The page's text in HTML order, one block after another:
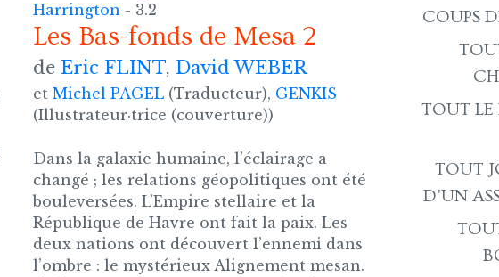
COUPS
TOUT LE
TOUT
D'UN
Harrington - 3.2
Les Bas-fonds de Mesa 2
de Eric FLINT, David WEBER
et Michel PAGEL (Traducteur), GENKIS
(Illustrateur·trice (couverture))
Dans la galaxie humaine, l’éclairage a
changé ; les relations géopolitiques ont été
bouleversées. L’Empire stellaire et la
République de Havre ont fait la paix. Les
deux nations ont découvert l’ennemi dans
l’ombre : le mystérieux Alignement mesan.